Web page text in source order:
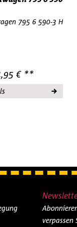
NEU
795 6 590-3
€ **